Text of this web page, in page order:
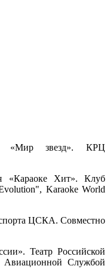
«Мир звезд». КРЦ
«Караоке Хит». Клуб
Karaoke World
ЦСКА. Совместно
Театр Российской
Службой